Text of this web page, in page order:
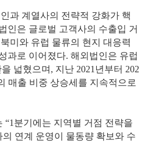
과 계열사의 전략적 강화가 핵
인은 글로벌 고객사의 수출입 거
미와 유럽 물류의 현지 대응력
과로 이어졌다. 해외법인은 유럽
넓혔으며, 지난 2021년부터 202
매출 비중 상승세를 지속적으로
“1분기에는 지역별 거점 전략을
연계 운영이 물동량 확보와 수